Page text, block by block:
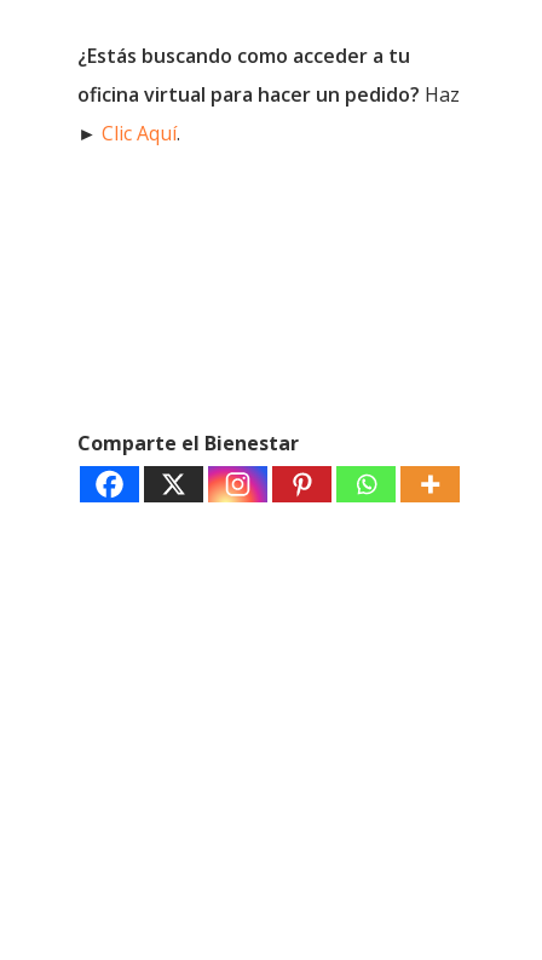
¿Estás buscando como acceder a tu
oficina virtual para hacer un pedido? Haz
► Clic Aquí.
Comparte el Bienestar